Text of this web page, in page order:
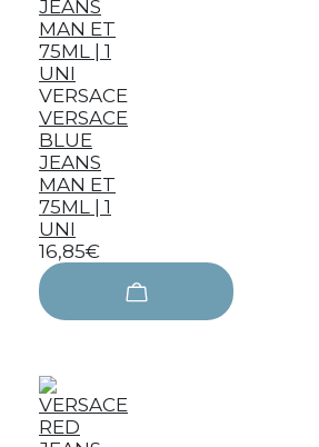
VERSACE
VERSACE
BLUE
JEANS
MAN ET
75ML | 1
UNI
16,85€